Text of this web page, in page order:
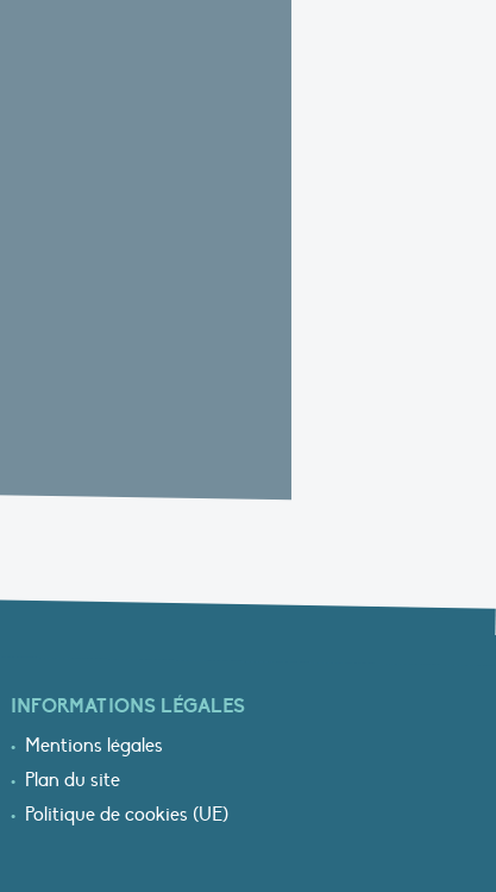
INFORMATIONS LÉGALES
Mentions légales
Plan du site
Politique de cookies (UE)